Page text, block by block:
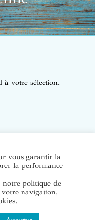
à votre sélection.
Tous droits réservés. |
légales et politique
vous garantir la
la performance
notre politique de
navigation,